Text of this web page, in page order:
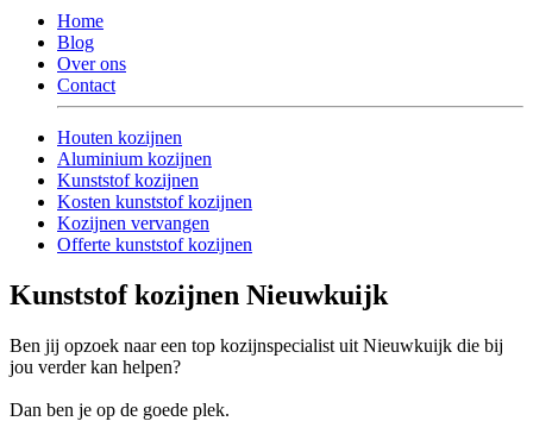
Home
Blog
Over ons
Contact
Houten kozijnen
Aluminium kozijnen
Kunststof kozijnen
Kosten kunststof kozijnen
Kozijnen vervangen
Offerte kunststof kozijnen
Kunststof kozijnen Nieuwkuijk
Ben jij opzoek naar een top kozijnspecialist uit Nieuwkuijk die bij
jou verder kan helpen?
Dan ben je op de goede plek.